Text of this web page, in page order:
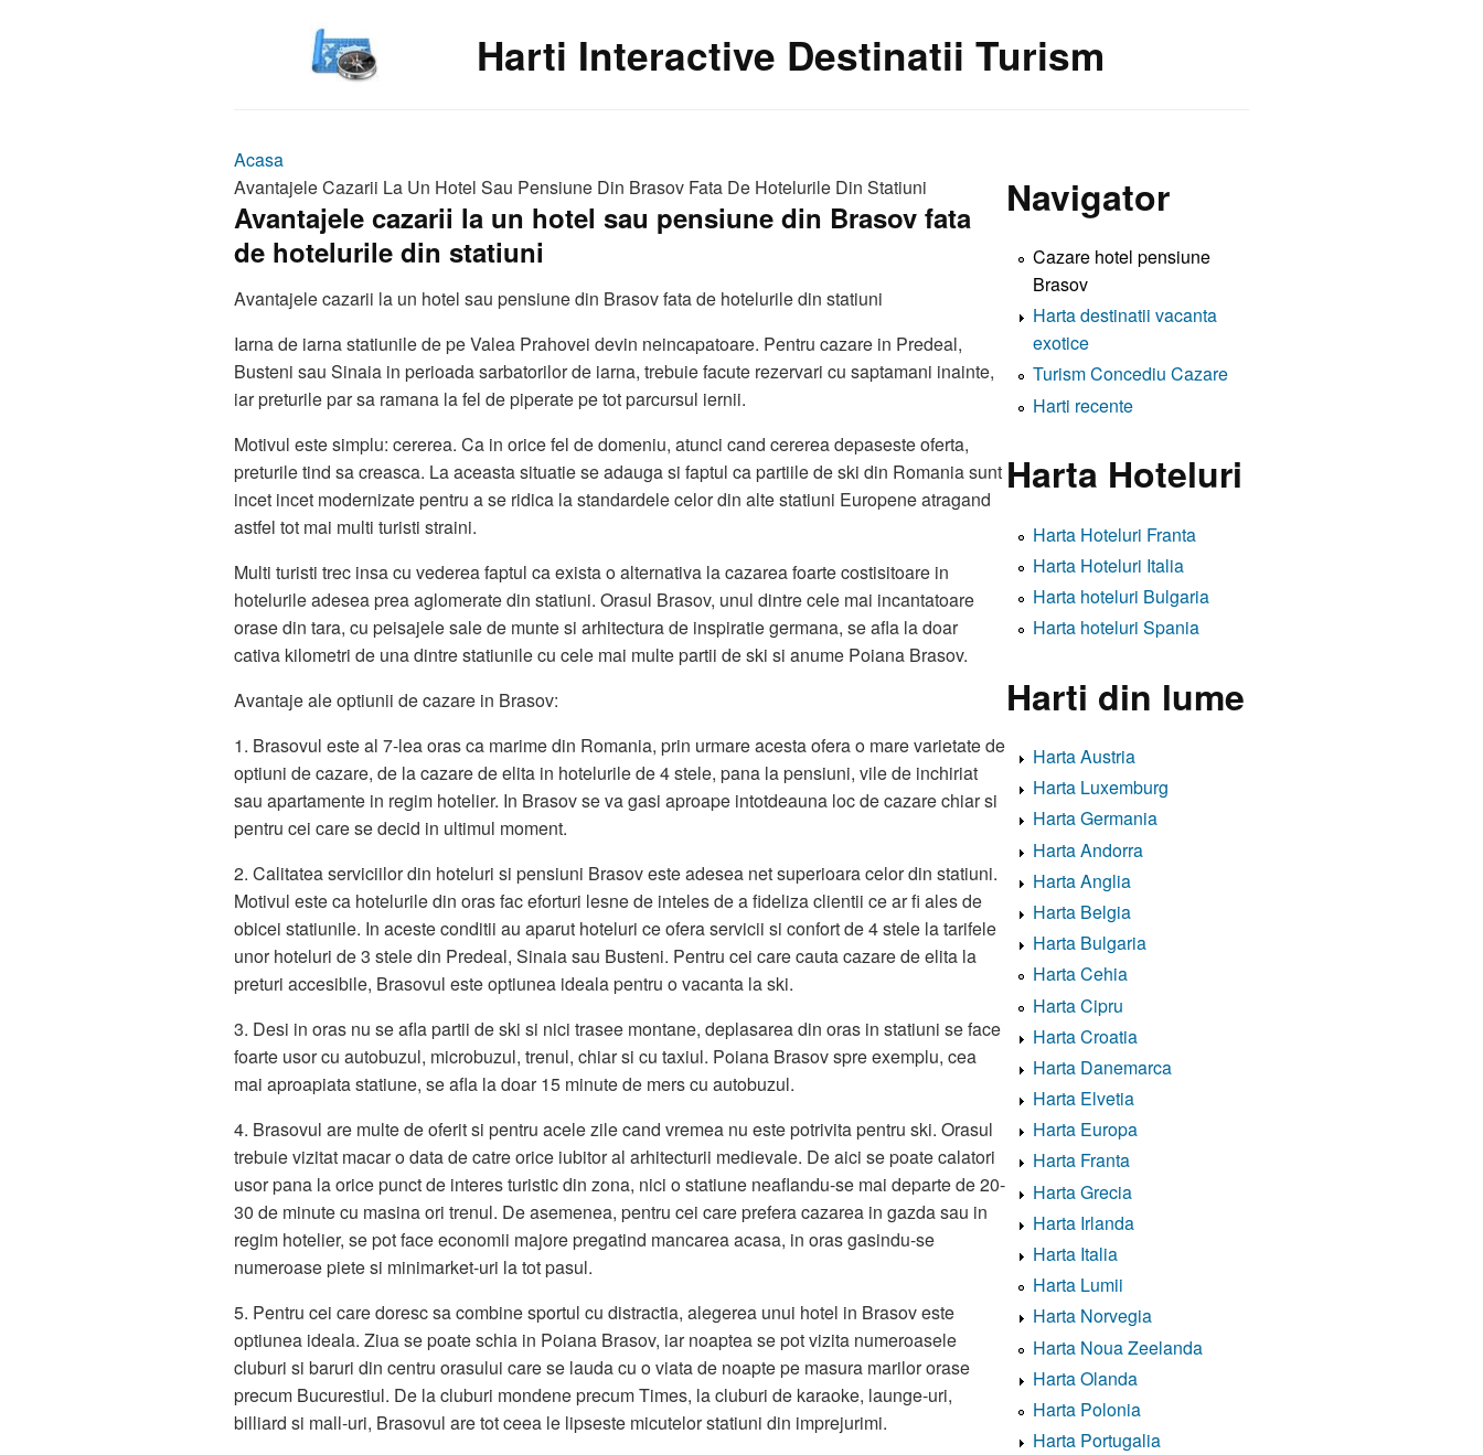
Harti Interactive Destinatii Turism
Acasa
Avantajele Cazarii La Un Hotel Sau Pensiune Din Brasov Fata De Hotelurile Din Statiuni
Avantajele cazarii la un hotel sau pensiune din Brasov fata
de hotelurile din statiuni
Avantajele cazarii la un hotel sau pensiune din Brasov fata de hotelurile din statiuni
Iarna de iarna statiunile de pe Valea Prahovei devin neincapatoare. Pentru cazare in Predeal,
Busteni sau Sinaia in perioada sarbatorilor de iarna, trebuie facute rezervari cu saptamani inainte,
iar preturile par sa ramana la fel de piperate pe tot parcursul iernii.
Motivul este simplu: cererea. Ca in orice fel de domeniu, atunci cand cererea depaseste oferta,
preturile tind sa creasca. La aceasta situatie se adauga si faptul ca partiile de ski din Romania sunt
incet incet modernizate pentru a se ridica la standardele celor din alte statiuni Europene atragand
astfel tot mai multi turisti straini.
Multi turisti trec insa cu vederea faptul ca exista o alternativa la cazarea foarte costisitoare in
hotelurile adesea prea aglomerate din statiuni. Orasul Brasov, unul dintre cele mai incantatoare
orase din tara, cu peisajele sale de munte si arhitectura de inspiratie germana, se afla la doar
cativa kilometri de una dintre statiunile cu cele mai multe partii de ski si anume Poiana Brasov.
Avantaje ale optiunii de cazare in Brasov:
1. Brasovul este al 7-lea oras ca marime din Romania, prin urmare acesta ofera o mare varietate de
optiuni de cazare, de la cazare de elita in hotelurile de 4 stele, pana la pensiuni, vile de inchiriat
sau apartamente in regim hotelier. In Brasov se va gasi aproape intotdeauna loc de cazare chiar si
pentru cei care se decid in ultimul moment.
2. Calitatea serviciilor din hoteluri si pensiuni Brasov este adesea net superioara celor din statiuni.
Motivul este ca hotelurile din oras fac eforturi lesne de inteles de a fideliza clientii ce ar fi ales de
obicei statiunile. In aceste conditii au aparut hoteluri ce ofera servicii si confort de 4 stele la tarifele
unor hoteluri de 3 stele din Predeal, Sinaia sau Busteni. Pentru cei care cauta cazare de elita la
preturi accesibile, Brasovul este optiunea ideala pentru o vacanta la ski.
3. Desi in oras nu se afla partii de ski si nici trasee montane, deplasarea din oras in statiuni se face
foarte usor cu autobuzul, microbuzul, trenul, chiar si cu taxiul. Poiana Brasov spre exemplu, cea
mai aproapiata statiune, se afla la doar 15 minute de mers cu autobuzul.
4. Brasovul are multe de oferit si pentru acele zile cand vremea nu este potrivita pentru ski. Orasul
trebuie vizitat macar o data de catre orice iubitor al arhitecturii medievale. De aici se poate calatori
usor pana la orice punct de interes turistic din zona, nici o statiune neaflandu-se mai departe de 20-
30 de minute cu masina ori trenul. De asemenea, pentru cei care prefera cazarea in gazda sau in
regim hotelier, se pot face economii majore pregatind mancarea acasa, in oras gasindu-se
numeroase piete si minimarket-uri la tot pasul.
5. Pentru cei care doresc sa combine sportul cu distractia, alegerea unui hotel in Brasov este
optiunea ideala. Ziua se poate schia in Poiana Brasov, iar noaptea se pot vizita numeroasele
cluburi si baruri din centru orasului care se lauda cu o viata de noapte pe masura marilor orase
precum Bucurestiul. De la cluburi mondene precum Times, la cluburi de karaoke, launge-uri,
billiard si mall-uri, Brasovul are tot ceea le lipseste micutelor statiuni din imprejurimi.
Navigator
Cazare hotel pensiune
Brasov
Harta destinatii vacanta
exotice
Turism Concediu Cazare
Harti recente
Harta Hoteluri
Harta Hoteluri Franta
Harta Hoteluri Italia
Harta hoteluri Bulgaria
Harta hoteluri Spania
Harti din lume
Harta Austria
Harta Luxemburg
Harta Germania
Harta Andorra
Harta Anglia
Harta Belgia
Harta Bulgaria
Harta Cehia
Harta Cipru
Harta Croatia
Harta Danemarca
Harta Elvetia
Harta Europa
Harta Franta
Harta Grecia
Harta Irlanda
Harta Italia
Harta Lumii
Harta Norvegia
Harta Noua Zeelanda
Harta Olanda
Harta Polonia
Harta Portugalia